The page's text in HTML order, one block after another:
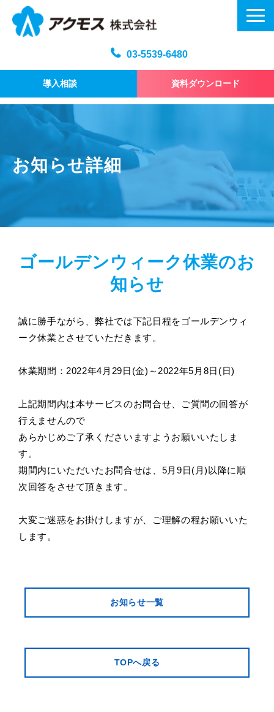
03-5539-6480
導入相談 資料ダウンロード
機能・仕様
プラン・料金
よくある質問
お問い合わせ
お知らせ詳細
ゴールデンウィーク休業のお
知らせ
誠に勝手ながら、弊社では下記日程をゴールデンウィ
ーク休業とさせていただきます。
休業期間：2022年4月29日(金)～2022年5月8日(日)
上記期間内は本サービスのお問合せ、ご質問の回答が
行えませんので
あらかじめご了承くださいますようお願いいたしま
す。
期間内にいただいたお問合せは、5月9日(月)以降に順
次回答をさせて頂きます。
大変ご迷惑をお掛けしますが、ご理解の程お願いいた
します。
お知らせ一覧
TOPへ戻る